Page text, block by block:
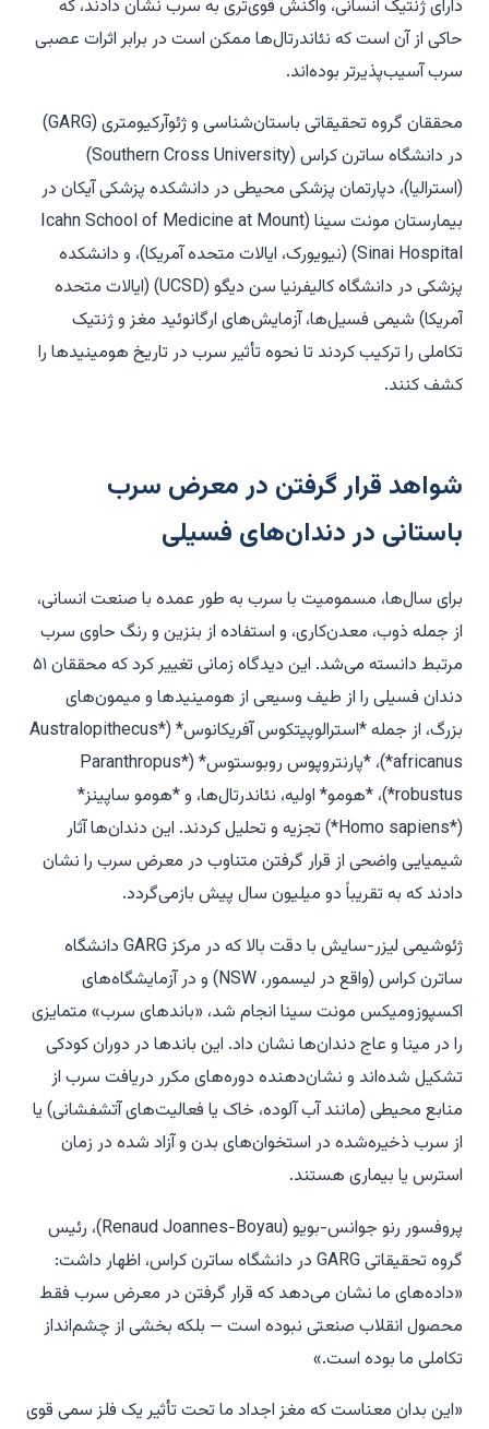
دارای ژنتیک انسانی، واکنش قوی‌تری به سرب نشان دادند، که
حاکی از آن است که نئاندرتال‌ها ممکن است در برابر اثرات عصبی
سرب آسیب‌پذیرتر بوده‌اند.
محققان گروه تحقیقاتی باستان‌شناسی و ژئوآرکیومتری (GARG)
در دانشگاه ساترن کراس (Southern Cross University)
(استرالیا)، دپارتمان پزشکی محیطی در دانشکده پزشکی آیکان در
بیمارستان مونت سینا (Icahn School of Medicine at Mount
Sinai Hospital) (نیویورک، ایالات متحده آمریکا)، و دانشکده
پزشکی در دانشگاه کالیفرنیا سن دیگو (UCSD) (ایالات متحده
آمریکا) شیمی فسیل‌ها، آزمایش‌های ارگانوئید مغز و ژنتیک
تکاملی را ترکیب کردند تا نحوه تأثیر سرب در تاریخ هومینیدها را
کشف کنند.
شواهد قرار گرفتن در معرض سرب
باستانی در دندان‌های فسیلی
برای سال‌ها، مسمومیت با سرب به طور عمده با صنعت انسانی،
از جمله ذوب، معدن‌کاری، و استفاده از بنزین و رنگ حاوی سرب
مرتبط دانسته می‌شد. این دیدگاه زمانی تغییر کرد که محققان ۵۱
دندان فسیلی را از طیف وسیعی از هومینیدها و میمون‌های
بزرگ، از جمله *استرالوپیتکوس آفریکانوس* (*Australopithecus
africanus*)، *پارنتروپوس روبوستوس* (*Paranthropus
robustus*)، *هومو* اولیه، نئاندرتال‌ها، و *هومو ساپینز*
(*Homo sapiens*) تجزیه و تحلیل کردند. این دندان‌ها آثار
شیمیایی واضحی از قرار گرفتن متناوب در معرض سرب را نشان
دادند که به تقریباً دو میلیون سال پیش بازمی‌گردد.
ژئوشیمی لیزر-سایش با دقت بالا که در مرکز GARG دانشگاه
ساترن کراس (واقع در لیسمور، NSW) و در آزمایشگاه‌های
اکسپوزومیکس مونت سینا انجام شد، «باندهای سرب» متمایزی
را در مینا و عاج دندان‌ها نشان داد. این باندها در دوران کودکی
تشکیل شده‌اند و نشان‌دهنده دوره‌های مکرر دریافت سرب از
منابع محیطی (مانند آب آلوده، خاک یا فعالیت‌های آتشفشانی) یا
از سرب ذخیره‌شده در استخوان‌های بدن و آزاد شده در زمان
استرس یا بیماری هستند.
پروفسور رنو جوانس-بویو (Renaud Joannes-Boyau)، رئیس
گروه تحقیقاتی GARG در دانشگاه ساترن کراس، اظهار داشت:
«داده‌های ما نشان می‌دهد که قرار گرفتن در معرض سرب فقط
محصول انقلاب صنعتی نبوده است — بلکه بخشی از چشم‌انداز
تکاملی ما بوده است.»
«این بدان معناست که مغز اجداد ما تحت تأثیر یک فلز سمی قوی